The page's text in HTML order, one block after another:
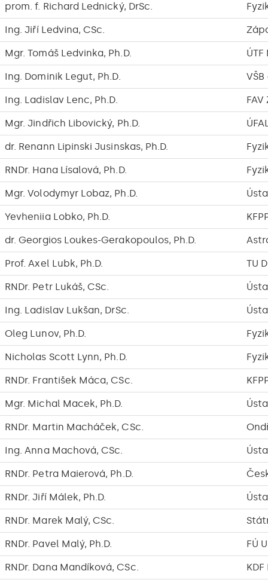
prom. f. Richard Lednický, DrSc.
Ing. Jiří Ledvina, CSc.
Mgr. Tomáš Ledvinka, Ph.D. ÚTF
Ing. Dominik Legut, Ph.D.
Ing. Ladislav Lenc, Ph.D. FAV
Mgr. Jindřich Libovický, Ph.D.
dr. Renann Lipinski Jusinskas, Ph.D.
RNDr. Hana Lísalová, Ph.D.
Mgr. Volodymyr Lobaz, Ph.D.
Yevheniia Lobko, Ph.D.
dr. Georgios Loukes-Gerakopoulos, Ph.D.
Prof. Axel Lubk, Ph.D. TU
RNDr. Petr Lukáš, CSc.
Ing. Ladislav Lukšan, DrSc.
Oleg Lunov, Ph.D.
Nicholas Scott Lynn, Ph.D.
RNDr. František Máca, CSc.
Mgr. Michal Macek, Ph.D.
RNDr. Martin Macháček, CSc.
Ing. Anna Machová, CSc.
RNDr. Petra Maierová, Ph.D.
RNDr. Jiří Málek, Ph.D.
RNDr. Marek Malý, CSc.
RNDr. Pavel Malý, Ph.D. FÚ
RNDr. Dana Mandíková, CSc. KDF